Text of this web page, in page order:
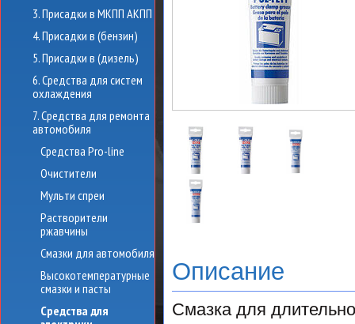
3. Присадки в МКПП АКПП
4. Присадки в (бензин)
5. Присадки в (дизель)
6. Средства для систем
охлаждения
7. Средства для ремонта
автомобиля
Средства Pro-line
Очистители
Мульти спреи
Растворители
ржавчины
Смазки для автомобиля
Высокотемпературные
смазки и пасты
Средства для
Описание
Смазка для